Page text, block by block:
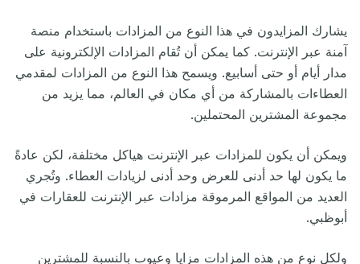
يشارك المزايدون في هذا النوع من المزادات باستخدام منصة
آمنة عبر الإنترنت. كما يمكن أن تُقام المزادات الإلكترونية على
مدار أيام أو حتى أسابيع. ويسمح هذا النوع من المزادات لمقدمي
العطاءات بالمشاركة من أي مكان في العالم، مما يزيد من
مجموعة المشترين المحتملين.
ويمكن أن يكون للمزادات عبر الإنترنت هياكل مختلفة، لكن عادةً
ما يكون لها حد أدنى للعرض وحد أدنى لزيادات العطاء. وتُجري
العديد من المواقع المرموقة مزادات عبر الإنترنت للعقارات في
أبوظبي.
ولكل نوع من هذه المزادات مزايا وعيوب بالنسبة للمشترين